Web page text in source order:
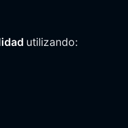
utilizando: